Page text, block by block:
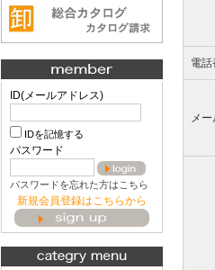
ID(メールアドレス)
IDを記憶する
パスワード
パスワードを忘れた方はこちら
新規会員登録はこちらから
電
メ